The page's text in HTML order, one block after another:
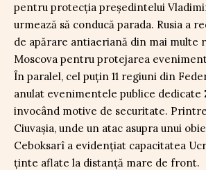
pentru protecția președintelui
urmează să conducă parada. Rusia a
de apărare antiaeriană din mai multe
Moscova pentru protejarea
În paralel, cel puțin 11 regiuni din
anulat evenimentele publice dedicate
invocând motive de securitate.
Ciuvașia, unde un atac asupra unui
Ceboksarî a evidențiat capacitatea
ținte aflate la distanță mare de front.